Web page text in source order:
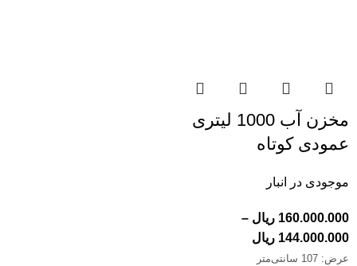
مخزن آب 1000 لیتری
عمودی کوتاه
موجودی در انبار
160.000.000 ریال –
144.000.000 ریال
عرض: 107 سانتی‌متر